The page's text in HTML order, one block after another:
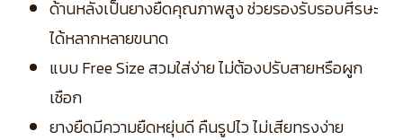
ด้านหลังเป็นยางยืดคุณภาพสูง ช่วยรองรับรอบศีรษะ
ได้หลากหลายขนาด
แบบ Free Size สวมใส่ง่าย ไม่ต้องปรับสายหรือผูก
เชือก
ยางยืดมีความยืดหยุ่นดี คืนรูปไว ไม่เสียทรงง่าย